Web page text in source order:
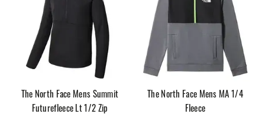
The North Face Mens Summit
Futurefleece Lt 1/2 Zip
The North Face Mens MA 1/4
Fleece